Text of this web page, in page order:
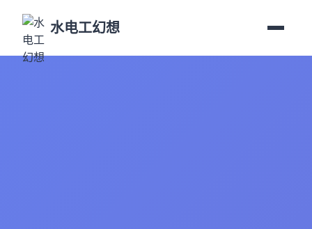
水电工幻想